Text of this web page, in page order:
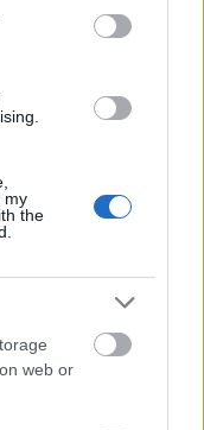
my
the
web or
csúcsán álló
veszik a tűt és
mindenki.
ruhának is
a Lemarié
az 1880-ban
kész lenni,
előtt kell
előtti napon. Az
dolgozik,